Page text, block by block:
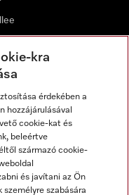
kra
érdekében a
hozzájárulásával
cookie-kat és
beleértve
származó cookie-
és javítani az Ön
szabására